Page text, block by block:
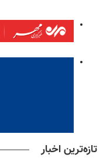
تازه‌ترین اخبار